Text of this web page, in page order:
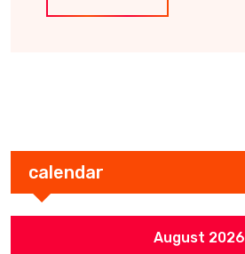
calendar
August 2026